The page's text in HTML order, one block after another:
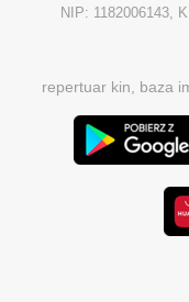
NIP: 1182006143,
repertuar kin, baza